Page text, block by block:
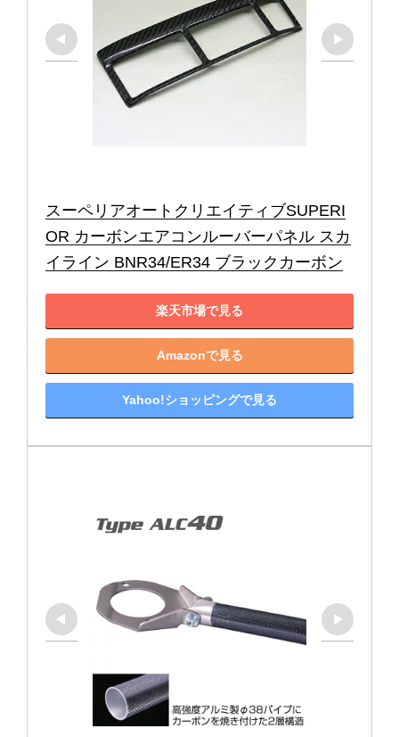
スーペリアオートクリエイティブSUPERI
OR カーボンエアコンルーバーパネル スカ
イライン BNR34/ER34 ブラックカーボン
楽天市場で見る
Amazonで見る
Yahoo!ショッピングで見る